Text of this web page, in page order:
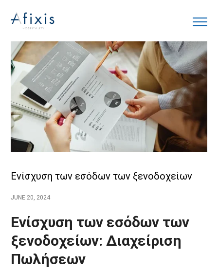
Ενίσχυση των εσόδων των ξενοδοχείων
JUNE 20, 2024
Ενίσχυση των εσόδων των
ξενοδοχείων: Διαχείριση
Πωλήσεων
Αρχική
Υπηρεσίες
Συνεργάτες
Εταιρία
Blog
Κράτηση